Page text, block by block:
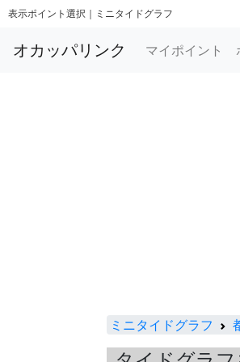
表示ポイント選択｜ミニタイドグラフ
オカッパリンク マイポイント
ミニタイドグラフ